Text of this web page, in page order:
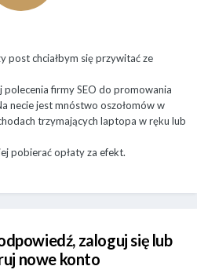
post chciałbym się przywitać ze
polecenia firmy SEO do promowania
necie jest mnóstwo oszołomów w
trzymających laptopa w ręku lub
pobierać opłaty za efekt.
zaloguj się lub
nowe konto